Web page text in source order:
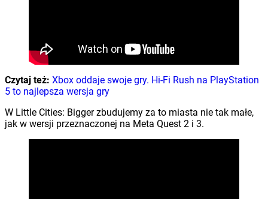
Czytaj też: Xbox oddaje swoje gry. Hi-Fi Rush na PlayStation
5 to najlepsza wersja gry
W Little Cities: Bigger zbudujemy za to miasta nie tak małe,
jak w wersji przeznaczonej na Meta Quest 2 i 3.